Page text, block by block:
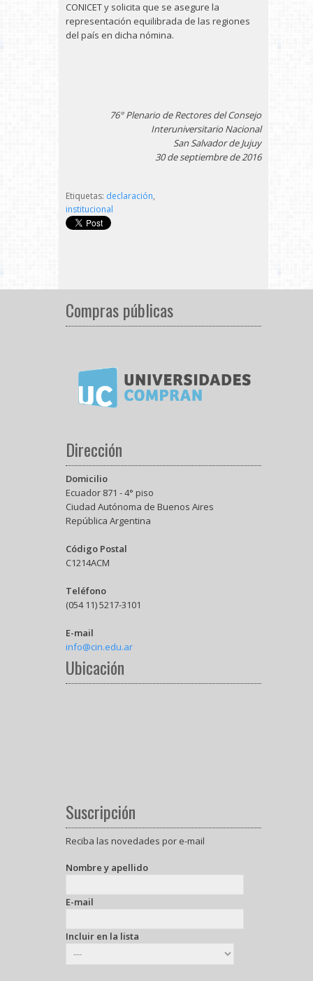
CONICET y solicita que se asegure la
representación equilibrada de las regiones
del país en dicha nómina.
76° Plenario de Rectores del Consejo
Interuniversitario Nacional
San Salvador de Jujuy
30 de septiembre de 2016
Etiquetas: declaración,
institucional
Compras públicas
Dirección
Domicilio
Ecuador 871 - 4° piso
Ciudad Autónoma de Buenos Aires
República Argentina
Código Postal
C1214ACM
Teléfono
(054 11) 5217-3101
E-mail
info@cin.edu.ar
Ubicación
Suscripción
Reciba las novedades por e-mail
Nombre y apellido
E-mail
Incluir en la lista